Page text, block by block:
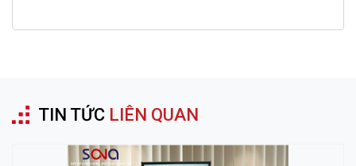
TIN TỨC LIÊN QUAN